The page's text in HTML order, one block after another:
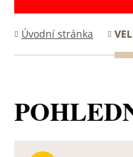
Úvodní stránka